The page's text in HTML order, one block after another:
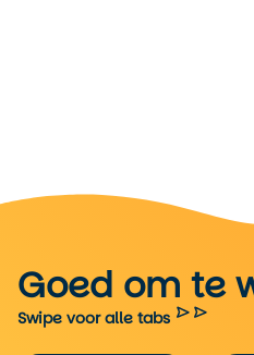
Goed om te
Swipe voor alle tabs